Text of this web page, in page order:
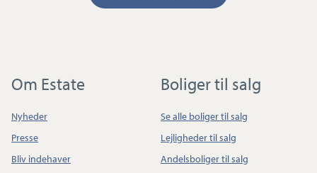
Om Estate
Nyheder
Presse
Bliv indehaver
Boliger til salg
Se alle boliger til salg
Lejligheder til salg
Andelsboliger til salg